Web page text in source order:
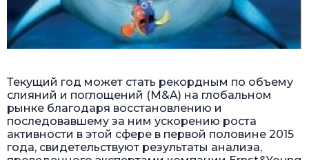
Текущий год может стать рекордным по объему
слияний и поглощений (M&A) на глобальном
рынке благодаря восстановлению и
последовавшему за ним ускорению роста
активности в этой сфере в первой половине 2015
года, свидетельствуют результаты анализа,